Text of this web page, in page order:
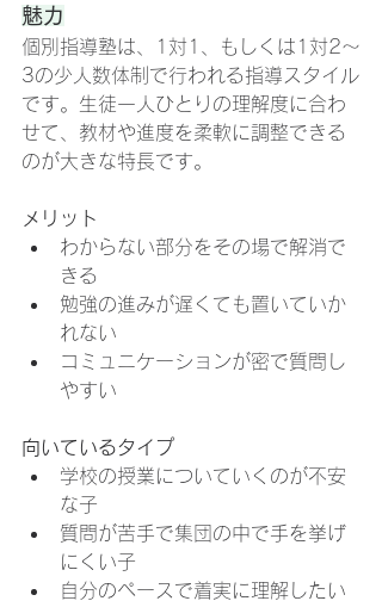
魅力
個別指導塾は、1対1、もしくは1対2〜
3の少人数体制で行われる指導スタイル
です。生徒一人ひとりの理解度に合わ
せて、教材や進度を柔軟に調整できる
のが大きな特長です。
メリット
わからない部分をその場で解消で
きる
勉強の進みが遅くても置いていか
れない
コミュニケーションが密で質問し
やすい
向いているタイプ
学校の授業についていくのが不安
な子
質問が苦手で集団の中で手を挙げ
にくい子
自分のペースで着実に理解したい